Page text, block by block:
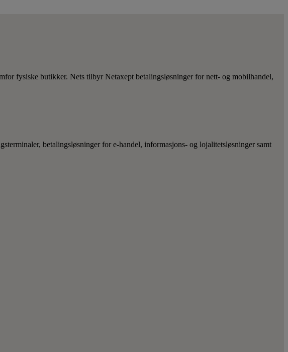
fysiske butikker. Nets tilbyr Netaxept betalingsløsninger for nett- og mobilhandel,
betalingsløsninger for e-handel, informasjons- og lojalitetsløsninger samt